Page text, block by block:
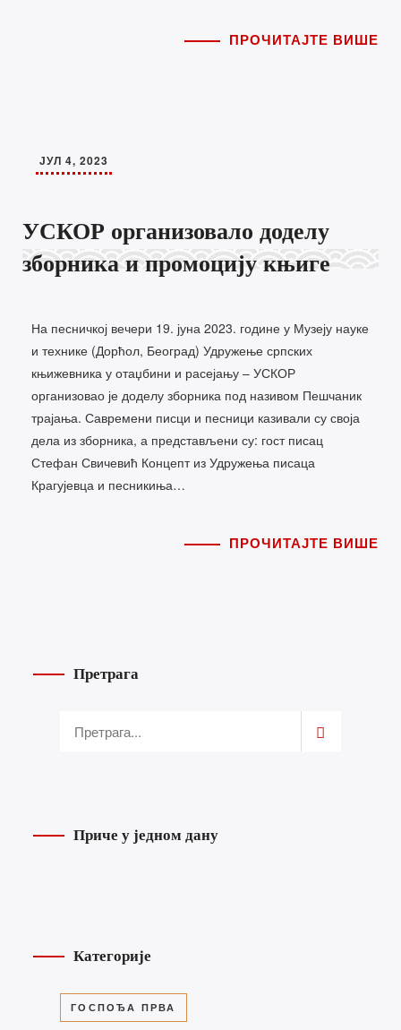
ПРОЧИТАЈТЕ ВИШЕ
ЈУЛ 4, 2023
УСКОР организовало доделу
зборника и промоцију књиге
На песничкој вечери 19. јуна 2023. године у Музеју науке
и технике (Дорћол, Београд) Удружење српских
књижевника у отаџбини и расејању – УСКОР
организовао је доделу зборника под називом Пешчаник
трајања. Савремени писци и песници казивали су своја
дела из зборника, а представљени су: гост писац
Стефан Свичевић Концепт из Удружења писаца
Крагујевца и песникиња…
ПРОЧИТАЈТЕ ВИШЕ
Претрага
Приче у једном дану
Категорије
ГОСПОЂА ПРВА